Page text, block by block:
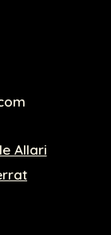
Allari